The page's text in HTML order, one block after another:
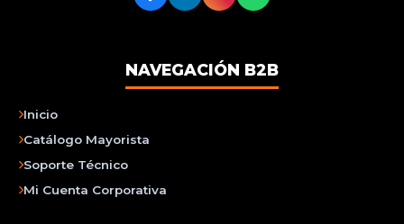
NAVEGACIÓN B2B
Inicio
Catálogo Mayorista
Soporte Técnico
Mi Cuenta Corporativa